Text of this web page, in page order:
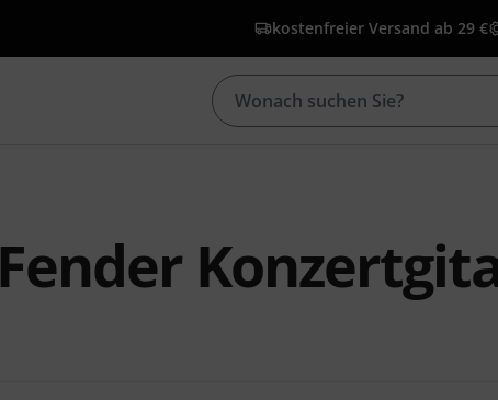
kostenfreier Versand ab 29 €
Fender